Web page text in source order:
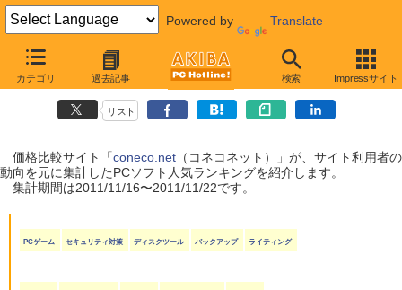
Powered by Translate
カテゴリ 過去記事 検索 Impressサイト
coneco.net人気ランキング（ソフト編）
（2011/11/16〜2011/11/22）
リスト
価格比較サイト「coneco.net（コネコネット）」が、サイト利用者の
動向を元に集計したPCソフト人気ランキングを紹介します。
集計期間は2011/11/16〜2011/11/22です。
PCゲーム セキュリティ対策 ディスクツール バックアップ ライティング